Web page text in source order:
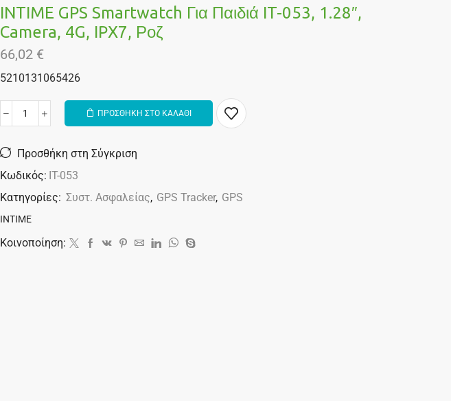
INTIME GPS Smartwatch Για Παιδιά IT-053, 1.28″,
Camera, 4G, IPX7, Ροζ
66,02 €
5210131065426
ΠΡΟΣΘΗΚΗ ΣΤΟ ΚΑΛΑΘΙ
Alternative:
Προσθήκη στη Σύγκριση
Κωδικός: IT-053
Κατηγορίες: Συστ. Ασφαλείας, GPS Tracker, GPS
INTIME
Κοινοποίηση: